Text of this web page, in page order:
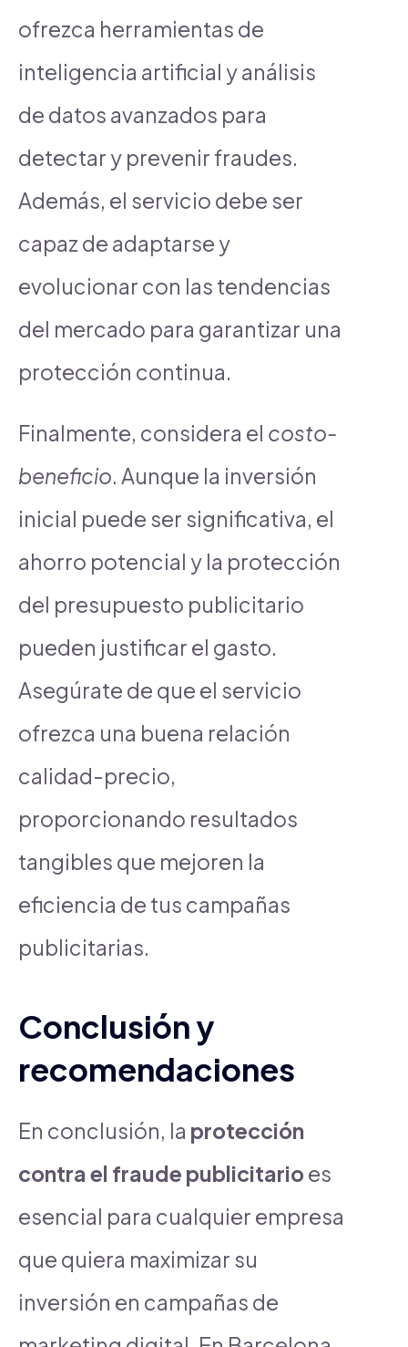
ofrezca herramientas de
inteligencia artificial y análisis
de datos avanzados para
detectar y prevenir fraudes.
Además, el servicio debe ser
capaz de adaptarse y
evolucionar con las tendencias
del mercado para garantizar una
protección continua.
Finalmente, considera el costo-
beneficio. Aunque la inversión
inicial puede ser significativa, el
ahorro potencial y la protección
del presupuesto publicitario
pueden justificar el gasto.
Asegúrate de que el servicio
ofrezca una buena relación
calidad-precio,
proporcionando resultados
tangibles que mejoren la
eficiencia de tus campañas
publicitarias.
Conclusión y
recomendaciones
En conclusión, la protección
contra el fraude publicitario es
esencial para cualquier empresa
que quiera maximizar su
inversión en campañas de